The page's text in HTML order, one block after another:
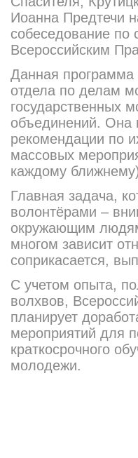
Иоанна Предтечи
собеседование по
Всероссийским
Данная программа
отдела по делам
государственных
объединений. Она
рекомендации по
массовых
каждому
Главная задача,
волонтёрами –
окружающим
многом зависит
соприкасается,
С учетом опыта,
волхвов,
планирует
мероприятий для
краткосрочного
молодежи.